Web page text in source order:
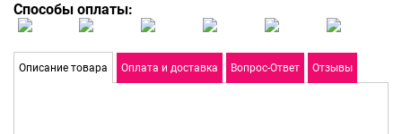
Способы оплаты:
Описание товара Оплата и доставка Вопрос-Ответ Отзывы